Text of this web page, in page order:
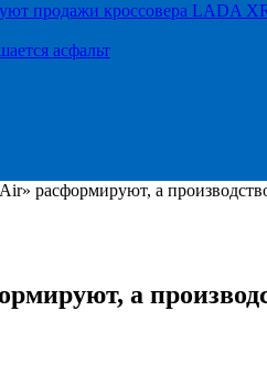
продажи кроссовера LADA
асфальт
расформируют, а
а